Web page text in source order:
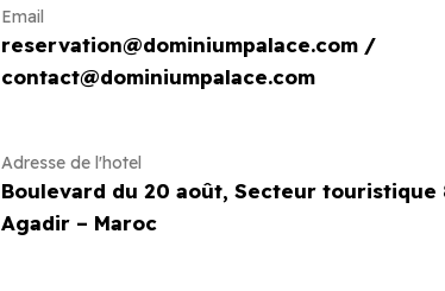
Email
reservation@dominiumpalace.com /
contact@dominiumpalace.com
Adresse de l'hotel
Boulevard du 20 août, Secteur touristique
Agadir – Maroc